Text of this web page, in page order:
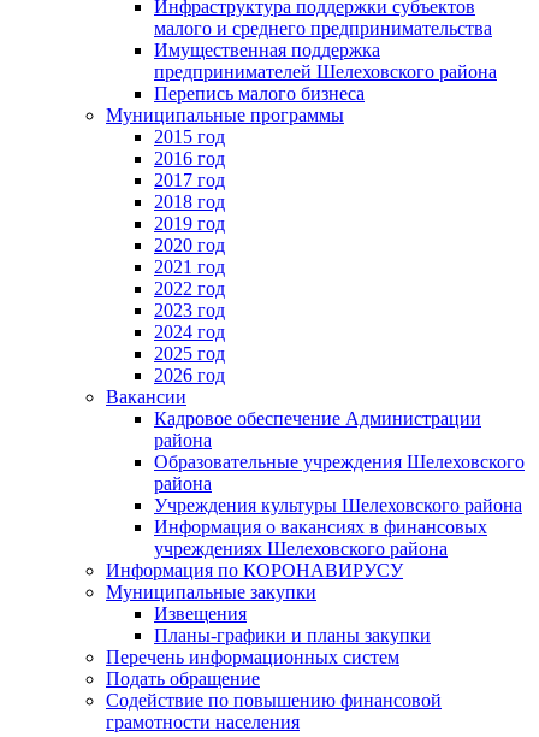
Инфраструктура поддержки субъектов
малого и среднего предпринимательства
Имущественная поддержка
предпринимателей Шелеховского района
Перепись малого бизнеса
Муниципальные программы
2015 год
2016 год
2017 год
2018 год
2019 год
2020 год
2021 год
2022 год
2023 год
2024 год
2025 год
2026 год
Вакансии
Кадровое обеспечение Администрации
района
Образовательные учреждения Шелеховского
района
Учреждения культуры Шелеховского района
Информация о вакансиях в финансовых
учреждениях Шелеховского района
Информация по КОРОНАВИРУСУ
Муниципальные закупки
Извещения
Планы-графики и планы закупки
Перечень информационных систем
Подать обращение
Содействие по повышению финансовой
грамотности населения